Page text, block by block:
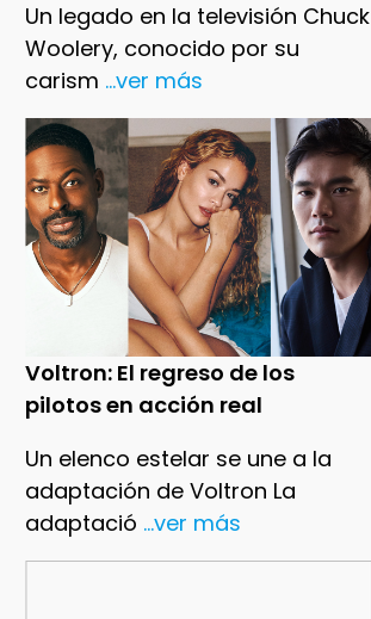
Un legado en la televisión Chuck
Woolery, conocido por su
carism ...ver más
Voltron: El regreso de los
pilotos en acción real
Un elenco estelar se une a la
adaptación de Voltron La
adaptació ...ver más